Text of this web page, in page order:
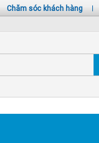
Chăm sóc khách hàng |